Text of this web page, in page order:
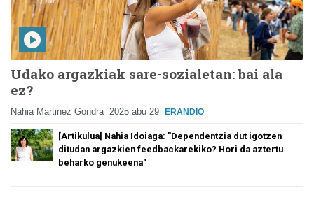
Udako argazkiak sare-sozialetan: bai ala
ez?
Nahia Martinez Gondra 2025 abu 29 ERANDIO
[Artikulua] Nahia Idoiaga: "Dependentzia dut igotzen
ditudan argazkien feedbackarekiko? Hori da aztertu
beharko genukeena"